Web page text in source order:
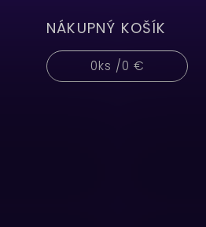
NÁKUPNÝ KOŠÍK
0ks /0 €